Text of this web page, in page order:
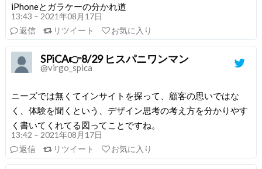
iPhoneとガラケーの分かれ道
13:43 – 2021年08月17日
返信
リツイート お気に入り
SPiCA👉8/29 ヒスパニワンマン
@virgo_spica
ニーズでは無くてインサイトを探って、顧客の思いではな
く、体験を聞くという、デザイン思考の考え方を分かりやす
く書いてくれてる図ってことですね。
13:42 – 2021年08月17日
返信
リツイート お気に入り